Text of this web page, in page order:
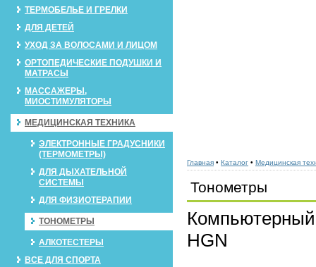
ТЕРМОБЕЛЬЕ И ГРЕЛКИ
ДЛЯ ДЕТЕЙ
УХОД ЗА ВОЛОСАМИ И ЛИЦОМ
ОРТОПЕДИЧЕСКИЕ ПОДУШКИ И
МАТРАСЫ
МАССАЖЕРЫ,
МИОСТИМУЛЯТОРЫ
МЕДИЦИНСКАЯ ТЕХНИКА
ЭЛЕКТРОННЫЕ ГРАДУСНИКИ
(ТЕРМОМЕТРЫ)
ДЛЯ ДЫХАТЕЛЬНОЙ
СИСТЕМЫ
ДЛЯ ФИЗИОТЕРАПИИ
ТОНОМЕТРЫ
АЛКОТЕСТЕРЫ
ВСЕ ДЛЯ СПОРТА
Главная • Каталог • Медицинская
Тонометры
Компьютерный
HGN